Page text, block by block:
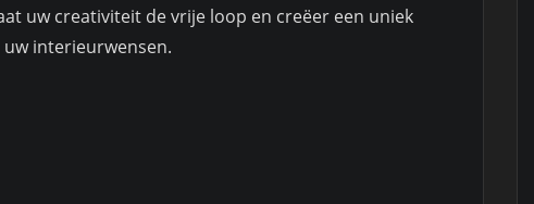
uw creativiteit de vrije loop en creëer een uniek
interieurwensen.